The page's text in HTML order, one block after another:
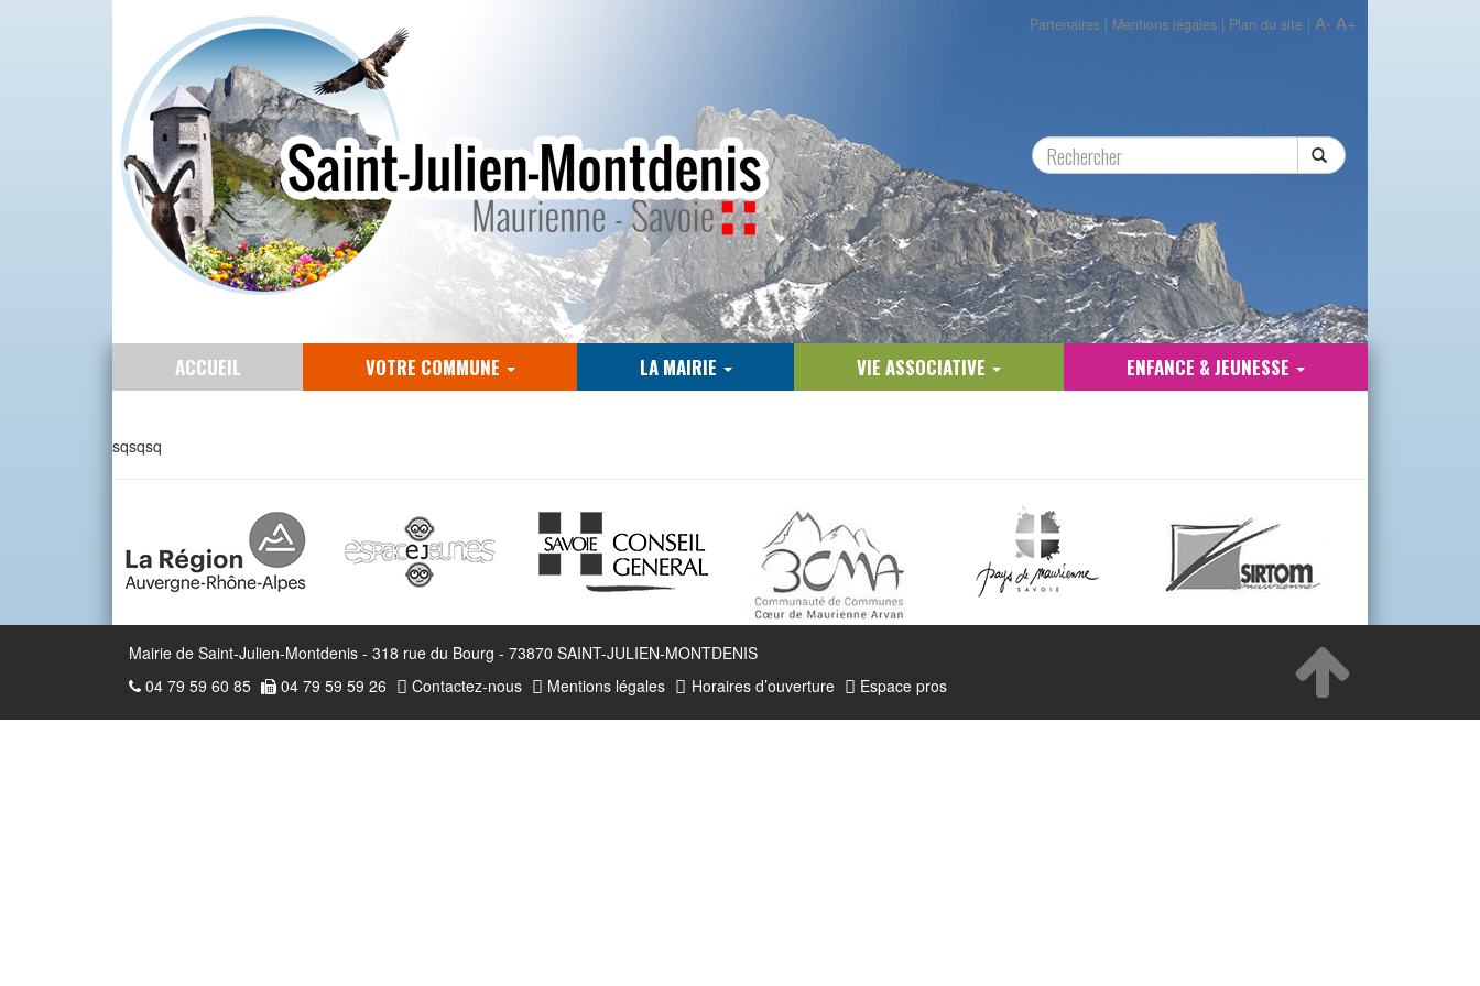
Partenaires | Mentions légales | Plan du site | A- A+
ACCUEIL VOTRE COMMUNE LA MAIRIE VIE ASSOCIATIVE ENFANCE & JEUNESSE
sqsqsq
Mairie de Saint-Julien-Montdenis - 318 rue du Bourg - 73870 SAINT-JULIEN-MONTDENIS
04 79 59 60 85
04 79 59 59 26 Contactez-nous Mentions légales Horaires d’ouverture Espace pros